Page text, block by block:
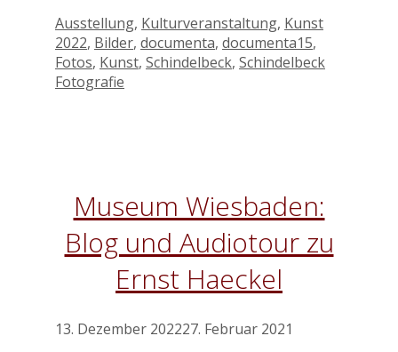
Kategorien
Ausstellung, Kulturveranstaltung, Kunst
2022, Bilder, documenta, documenta15,
Fotos, Kunst, Schindelbeck, Schindelbeck
Fotografie
Museum Wiesbaden:
Blog und Audiotour zu
Ernst Haeckel
13. Dezember 202227. Februar 2021